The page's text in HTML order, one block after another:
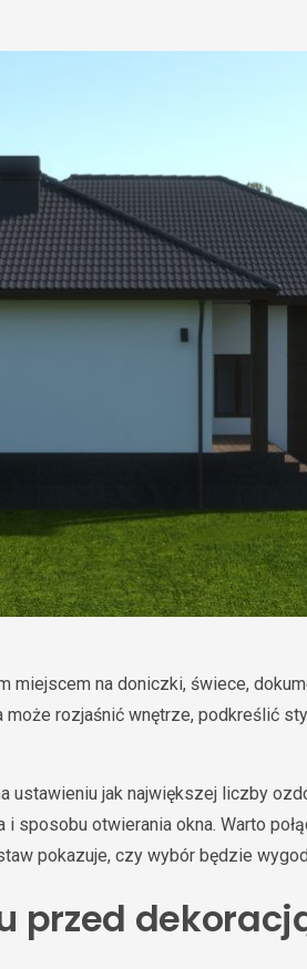
miejscem na doniczki, świece,
może rozjaśnić wnętrze, podkreślić
ustawieniu jak największej liczby
sposobu otwierania okna. Warto
pokazuje, czy wybór będzie
przed